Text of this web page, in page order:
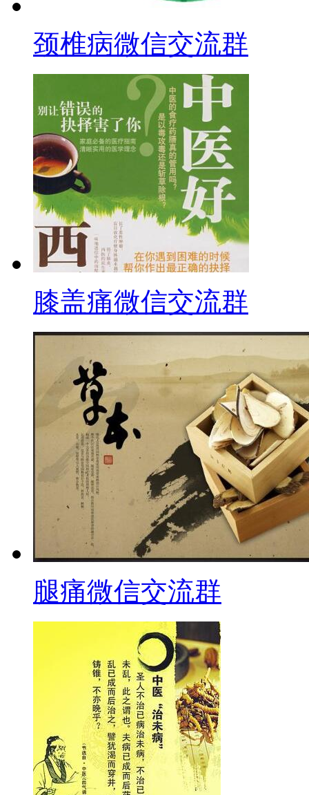
颈椎病微信交流群
膝盖痛微信交流群
腿痛微信交流群